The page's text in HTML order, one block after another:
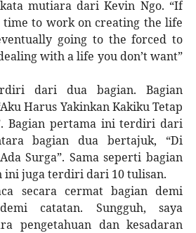
mutiara dari Kevin Ngo. “If
time to work on creating the life
going to the forced to
with a life you don’t want”
dari dua bagian. Bagian
Harus Yakinkan Kakiku Tetap
Bagian pertama ini terdiri dari
bagian dua bertajuk, “Di
Surga”. Sama seperti bagian
ini juga terdiri dari 10 tulisan.
secara cermat bagian demi
catatan. Sungguh, saya
pengetahuan dan kesadaran